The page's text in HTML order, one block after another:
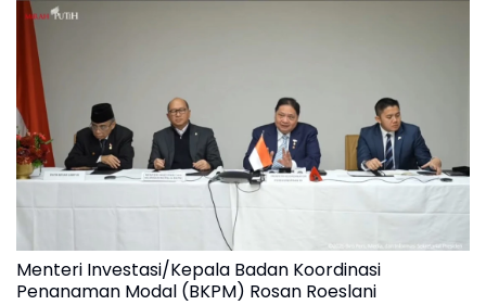
Menteri Investasi/Kepala Badan Koordinasi
Penanaman Modal (BKPM) Rosan Roeslani